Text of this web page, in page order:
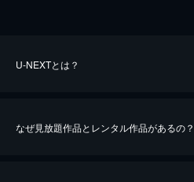
U-NEXTとは？
なぜ見放題作品とレンタル作品があるの？